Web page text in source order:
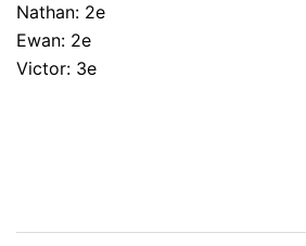
Nathan: 2e
Ewan: 2e
Victor: 3e